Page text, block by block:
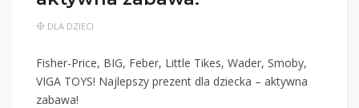
DLA DZIECI
Fisher-Price, BIG, Feber, Little Tikes, Wader, Smoby,
VIGA TOYS! Najlepszy prezent dla dziecka – aktywna
zabawa!